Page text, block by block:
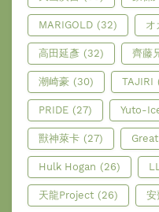
MARIGOLD (32) オ
高田延彥 (32) 齊藤
潮崎豪 (30) TAJIRI
PRIDE (27) Yuto-
獸神萊卡 (27)
Hulk Hogan (26)
天龍Project (26) 安